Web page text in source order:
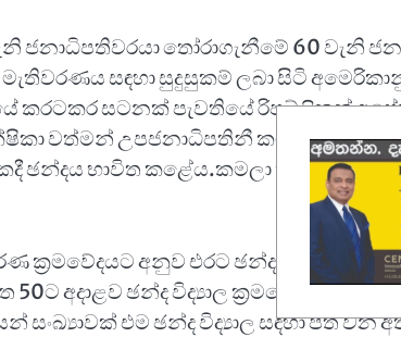
ජනාධිපතිවරයා තෝරාගැනීමේ 60 වැනි
සඳහා සුදුසුකම් ලබා සිටි
කරටකර සටනක් පැවතියේ රිපබ්ලිකන්
වත්මන් උපජනාධිපතිනී කමලා හැරිස්
ඡන්දය භාවිත කළේය.කමලා හැරිස්
ක්‍රමවේදයට අනුව එරට ඡන්ද ප්‍රතිඵල
50ට අදාළව ඡන්ද විද්‍යාල ක්‍රමවේදයක්
එම ඡන්ද විද්‍යාල සඳහා පත් වන